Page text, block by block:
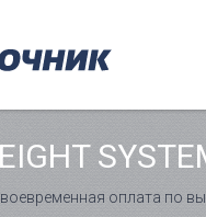
оплата по